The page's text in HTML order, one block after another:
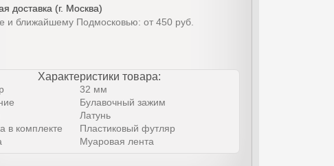
доставка (г. Москва)
и ближайшему Подмосковью: от 450 руб.
Характеристики товара:
32 мм
Булавочный зажим
Латунь
в комплекте
Пластиковый футляр
Муаровая лента